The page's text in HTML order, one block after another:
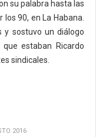
su palabra hasta las
los 90, en La Habana.
y sostuvo un diálogo
estaban Ricardo
sindicales.
2016